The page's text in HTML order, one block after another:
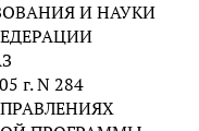
И НАУКИ
г. N 284